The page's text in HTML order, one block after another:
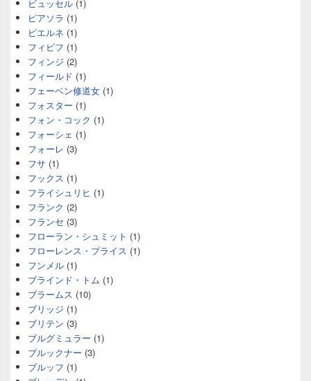
ビュッセル (1)
ピアソラ (1)
ピエルネ (1)
フィビフ (1)
フィンジ (2)
フィールド (1)
フェーベン修道女 (1)
フォスター (1)
フォン・コック (1)
フォーシェ (1)
フォーレ (3)
フサ (1)
フックス (1)
フライシュリヒ (1)
フランク (2)
フランセ (3)
フローラン・シュミット (1)
フローレンス・プライス (1)
フンメル (1)
ブラインド・トム (1)
ブラームス (10)
ブリッジ (1)
ブリテン (3)
ブルグミュラー (1)
ブルックナー (3)
ブルッフ (1)